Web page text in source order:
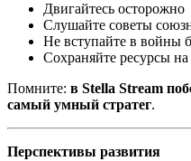
Двигайтесь осторожно
Слушайте советы
Не вступайте в войны
Сохраняйте ресурсы на
Помните: в Stella Stream
самый умный стратег.
Перспективы развития